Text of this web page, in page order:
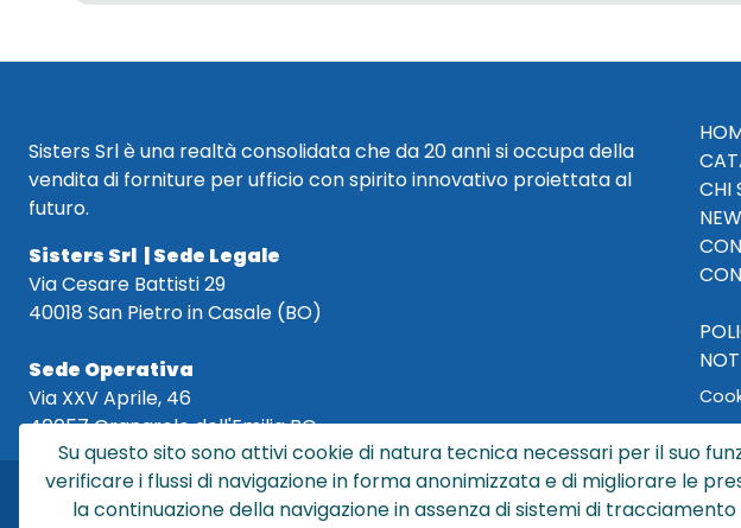
Sisters Srl è una realtà consolidata che da 20 anni si occupa della
vendita di forniture per ufficio con spirito innovativo proiettata al
futuro.
Sisters Srl | Sede Legale
Via Cesare Battisti 29
40018 San Pietro in Casale (BO)
Sede Operativa
Via XXV Aprile, 46
40057 Granarolo dell'Emilia BO
CHI
© Copyright 2024
Sisters S.r.l. - R.I. BO - N.
Su questo sito sono attivi cookie di natura tecnica necessari per il suo
verificare i flussi di navigazione in forma anonimizzata e di migliorare le
la continuazione della navigazione in assenza di sistemi di